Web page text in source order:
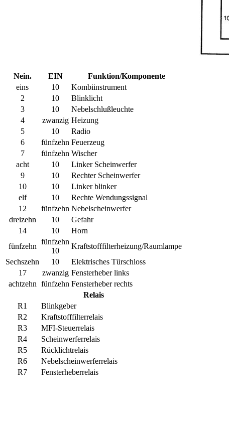
Nein. EIN
Funktion/Komponente
eins
10
Kombiinstrument
2
10
Blinklicht
3
10
Nebelschlußleuchte
4
zwanzig Heizung
5
10
Radio
6
fünfzehn Feuerzeug
7
fünfzehn Wischer
acht
10
Linker Scheinwerfer
9
10
Rechter Scheinwerfer
10
10
Linker blinker
elf
10
Rechte Wendungssignal
12
fünfzehn Nebelscheinwerfer
dreizehn
10
Gefahr
14
10
Horn
fünfzehn
fünfzehn
10
Kraftstofffilterheizung/Raumlampe
Sechszehn
10
Elektrisches Türschloss
17
zwanzig Fensterheber links
achtzehn fünfzehn Fensterheber rechts
Relais
R1
Blinkgeber
R2
Kraftstofffilterrelais
R3
MFI-Steuerrelais
R4
Scheinwerferrelais
R5
Rücklichtrelais
R6
Nebelscheinwerferrelais
R7
Fensterheberrelais